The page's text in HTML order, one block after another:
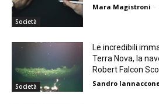
Società
Mara Magistroni -
Società
Le incredibili
Terra Nova, la
Robert Falcon
Sandro